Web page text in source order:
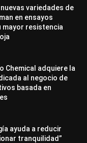
nuevas variedades de
en ensayos
mayor resistencia
Chemical adquiere la
al negocio de
basada en
ayuda a reducir
tranquilidad”